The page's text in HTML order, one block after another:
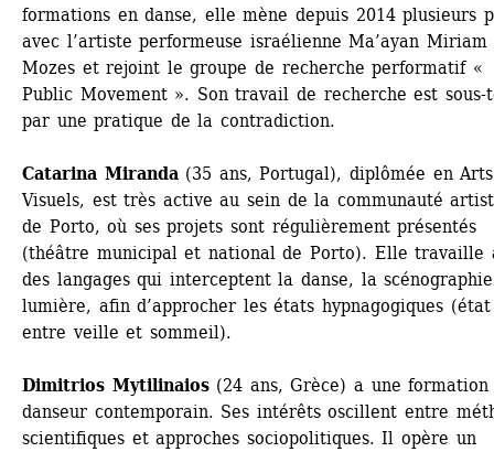
formations en danse, elle mène depuis 2014 plusieurs
avec l’artiste performeuse israélienne Ma’ayan Miriam
Mozes et rejoint le groupe de recherche performatif «
Public Movement ». Son travail de recherche est sous-
par une pratique de la contradiction.
Catarina Miranda(35 ans, Portugal), diplômée en Arts
Visuels, est très active au sein de la communauté
de Porto, où ses projets sont régulièrement présentés
(théâtre municipal et national de Porto). Elle travaille
des langages qui interceptent la danse, la
lumière, afin d’approcher les états hypnagogiques (état
entre veille et sommeil).
Dimitrios Mytilinaios(24 ans, Grèce) a une formation
danseur contemporain. Ses intérêts oscillent entre
scientifiques et approches sociopolitiques. Il opère un